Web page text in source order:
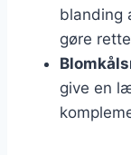
blanding
gøre
give en